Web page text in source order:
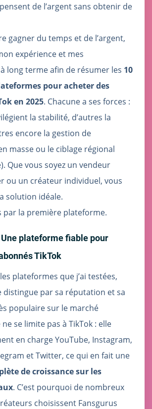
de l’argent sans obtenir de
gagner du temps et de l’argent,
expérience et mes
long terme afin de résumer les 10
pour acheter des
en 2025. Chacune a ses forces :
la stabilité, d’autres la
encore la gestion de
masse ou le ciblage régional
Que vous soyez un vendeur
ou un créateur individuel, vous
solution idéale.
par la première plateforme.
plateforme fiable pour
TikTok
plateformes que j’ai testées,
distingue par sa réputation et sa
populaire sur le marché
se limite pas à TikTok : elle
en charge YouTube, Instagram,
et Twitter, ce qui en fait une
de croissance sur les
. C’est pourquoi de nombreux
choisissent Fansgurus